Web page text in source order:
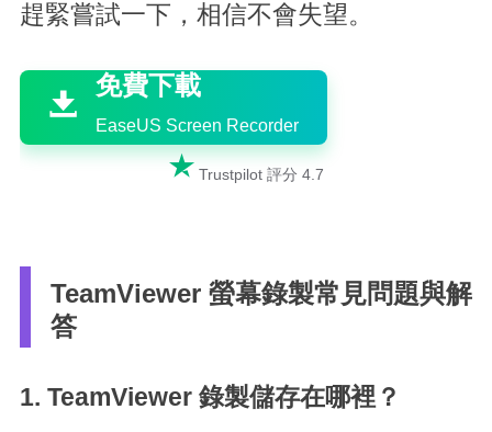
趕緊嘗試一下，相信不會失望。


免費下載
EaseUS Screen Recorder
 Trustpilot 評分 4.7
TeamViewer 螢幕錄製常見問題與解
答
1. TeamViewer 錄製儲存在哪裡？